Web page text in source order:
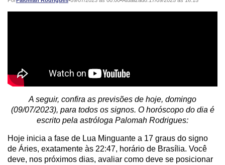
A seguir, confira as previsões de hoje, domingo
(09/07/2023), para todos os signos. O horóscopo do dia é
escrito pela astróloga Palomah Rodrigues:
Hoje inicia a fase de Lua Minguante a 17 graus do signo
de Áries, exatamente às 22:47, horário de Brasília. Você
deve, nos próximos dias, avaliar como deve se posicionar